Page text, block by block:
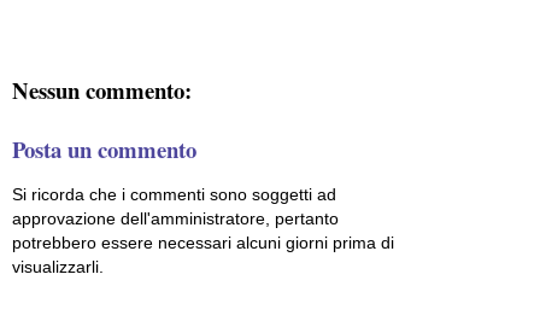
Nessun commento:
Posta un commento
Si ricorda che i commenti sono soggetti ad
approvazione dell'amministratore, pertanto
potrebbero essere necessari alcuni giorni prima di
visualizzarli.